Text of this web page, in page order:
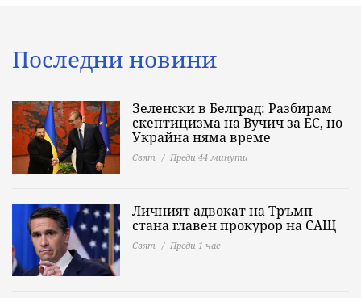
Последни новини
Зеленски в Белград: Разбирам
скептицизма на Вучич за ЕС, но
Украйна няма време
Свят Преди 44 минути
Личният адвокат на Тръмп
стана главен прокурор на САЩ
Свят Преди 1 час